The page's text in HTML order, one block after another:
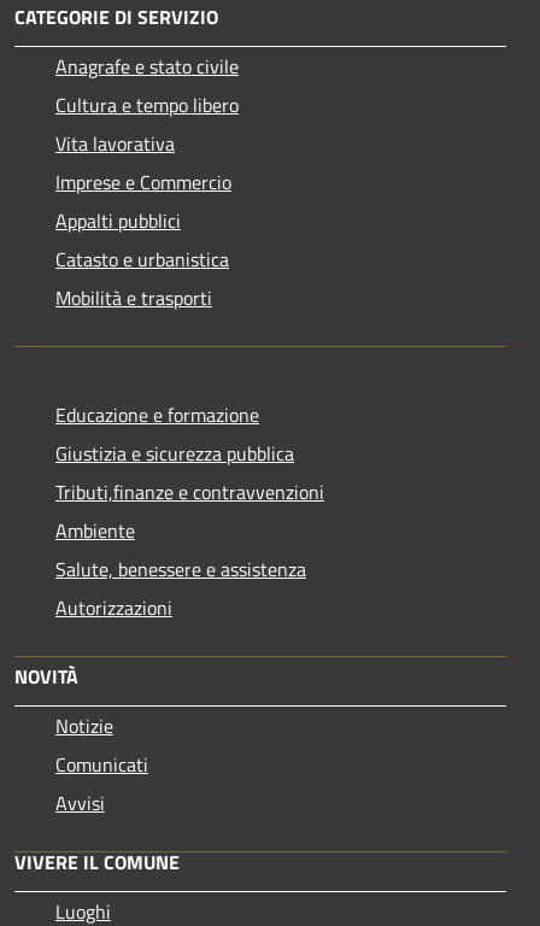
CATEGORIE DI SERVIZIO
Anagrafe e stato civile
Cultura e tempo libero
Vita lavorativa
Imprese e Commercio
Appalti pubblici
Catasto e urbanistica
Mobilità e trasporti
Educazione e formazione
Giustizia e sicurezza pubblica
Tributi,finanze e contravvenzioni
Ambiente
Salute, benessere e assistenza
Autorizzazioni
NOVITÀ
Notizie
Comunicati
Avvisi
VIVERE IL COMUNE
Luoghi